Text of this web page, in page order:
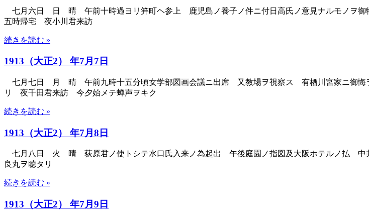
七月六日 日 晴 午前十時過ヨリ笄町ヘ参上 鹿児島ノ養子ノ件ニ付日高氏ノ意見ナルモノヲ御
五時帰宅 夜小川君来訪
続きを読む »
1913（大正2） 年7月7日
七月七日 月 晴 午前九時十五分頃女学部図画会議ニ出席 又教場ヲ視察ス 有栖川宮家ニ御悔
リ 夜千田君来訪 今夕始メテ蝉声ヲキク
続きを読む »
1913（大正2） 年7月8日
七月八日 火 晴 荻原君ノ使トシテ水口氏入来ノ為起出 午後庭園ノ指図及大阪ホテルノ払 中
良丸ヲ聴タリ
続きを読む »
1913（大正2） 年7月9日